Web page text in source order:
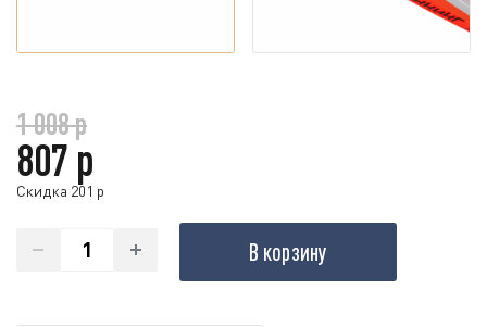
1 008 р
807 р
Скидка 201 р
В корзину